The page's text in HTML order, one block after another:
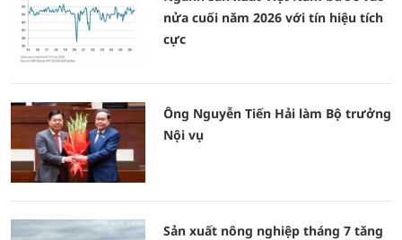
nửa cuối năm 2026 với tín hiệu tích
cực
Ông Nguyễn Tiến Hải làm Bộ trưởng
Nội vụ
Sản xuất nông nghiệp tháng 7 tăng